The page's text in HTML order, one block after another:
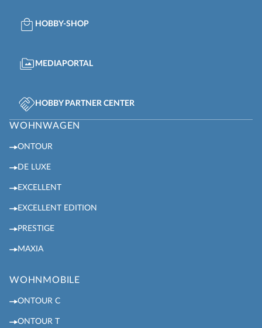
HOBBY-SHOP
MEDIAPORTAL
HOBBY PARTNER CENTER
WOHNWAGEN
ONTOUR
DE LUXE
EXCELLENT
EXCELLENT EDITION
PRESTIGE
MAXIA
WOHNMOBILE
ONTOUR C
ONTOUR T